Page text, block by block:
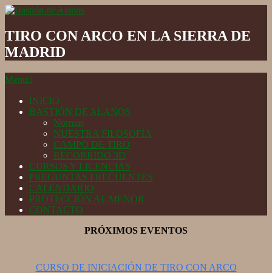
Skip
content
de
Alanos
TIRO CON ARCO EN LA SIERRA DE
MADRID
Secondary
Menu
Menu
INICIO
BASTIÓN DE ALANOS
Normas
NUESTRA FILOSOFÍA
CAMPO DE TIRO
RECORRIDO 3D
CURSOS Y LICENCIAS
PREGUNTAS FRECUENTES
CALENDARIO
PROTECCIÓN AL MENOR
CONTACTO
PRÓXIMOS EVENTOS
CURSO DE INICIACIÓN DE TIRO CON ARCO